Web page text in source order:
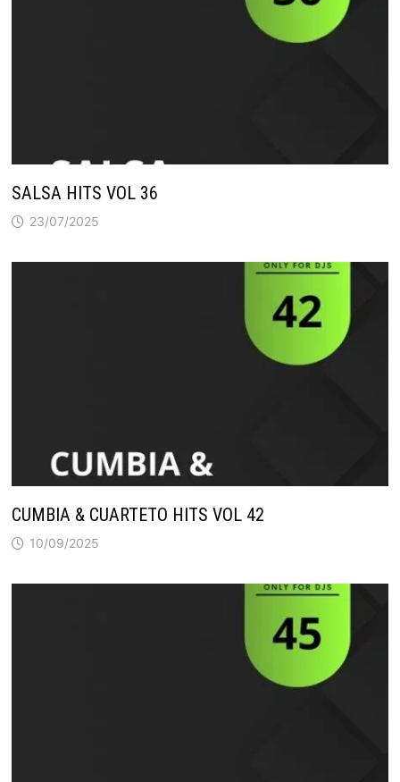
SALSA HITS VOL 36
23/07/2025
CUMBIA & CUARTETO HITS VOL 42
10/09/2025